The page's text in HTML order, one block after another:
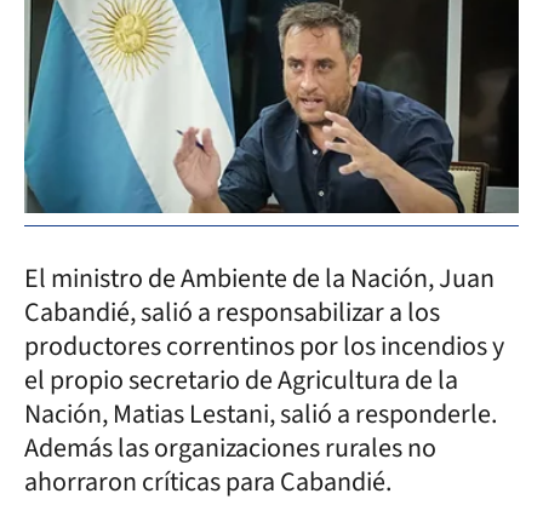
El ministro de Ambiente de la Nación, Juan
Cabandié, salió a responsabilizar a los
productores correntinos por los incendios y
el propio secretario de Agricultura de la
Nación, Matias Lestani, salió a responderle.
Además las organizaciones rurales no
ahorraron críticas para Cabandié.